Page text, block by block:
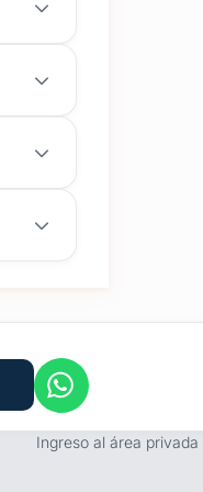
Proveedores
Registro de proveedores
Ingreso al área privada